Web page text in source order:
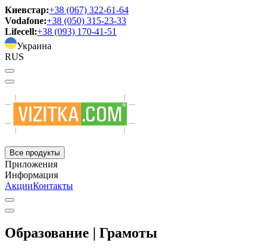
Киевстар:+38 (067) 322-61-64
Vodafone:+38 (050) 315-23-33
Lifecell:+38 (093) 170-41-51
Украина
RUS
Все продукты
Приложения
Информация
АкцииКонтакты
Образование | Грамоты